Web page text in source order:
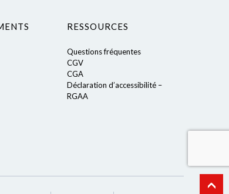
RESSOURCES
Questions fréquentes
CGV
CGA
Déclaration d’accessibilité –
RGAA
vos préférences pour contrôler la manière